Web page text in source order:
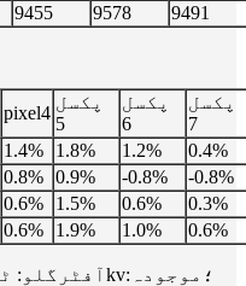
9455 9578 9491
pixel4
پکسل
5
پکسل
6
پکسل
7
1.4% 1.8% 1.2%
0.4%
0.8% 0.9% -0.8%
-0.8%
0.6% 1.5% 0.6%
0.3%
0.6% 1.9% 1.0% 0.6%